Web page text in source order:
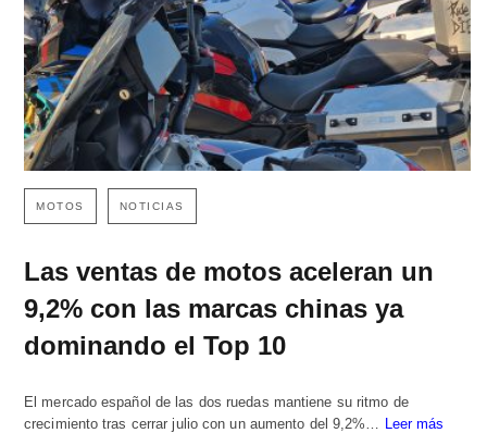
MOTOS NOTICIAS
Las ventas de motos aceleran un
9,2% con las marcas chinas ya
dominando el Top 10
El mercado español de las dos ruedas mantiene su ritmo de
crecimiento tras cerrar julio con un aumento del 9,2%…
Leer más